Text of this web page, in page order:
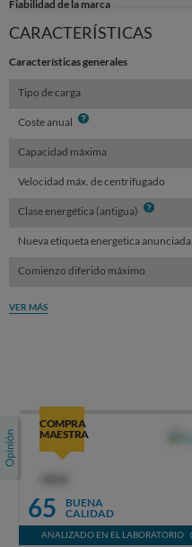
Fiabilidad de la marca
CARACTERÍSTICAS
Características generales
Tipo de carga
Coste anual Info
Capacidad máxima
Velocidad máx. de centrifugado
Clase energética (antigua) Info
Nueva etiqueta energetica anunciada
Comienzo diferido máximo
VER MÁS
COMPRA
MAESTRA
65
BUENA
CALIDAD
ANALIZADO EN EL LABORATORIO